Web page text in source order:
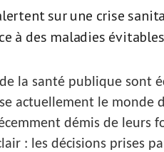
sur une crise
à des maladies
la santé publique sont
actuellement le monde
démis de leurs
: les décisions prises